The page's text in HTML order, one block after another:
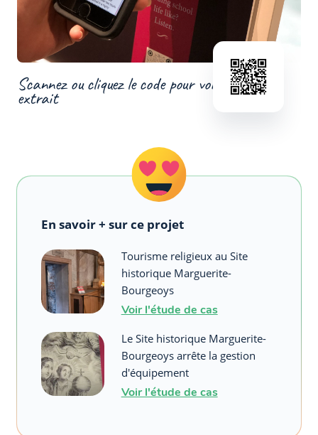
Scannez ou cliquez le code pour voir un
extrait
En savoir + sur ce projet
Tourisme religieux au Site
historique Marguerite-
Bourgeoys
Voir l'étude de cas
Le Site historique Marguerite-
Bourgeoys arrête la gestion
d'équipement
Voir l'étude de cas